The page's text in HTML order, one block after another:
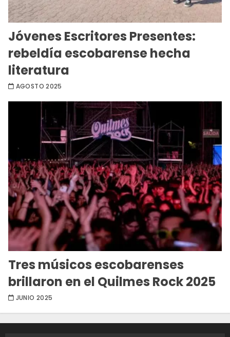
Jóvenes Escritores Presentes:
rebeldía escobarense hecha
literatura
AGOSTO 2025
Tres músicos escobarenses
brillaron en el Quilmes Rock 2025
JUNIO 2025